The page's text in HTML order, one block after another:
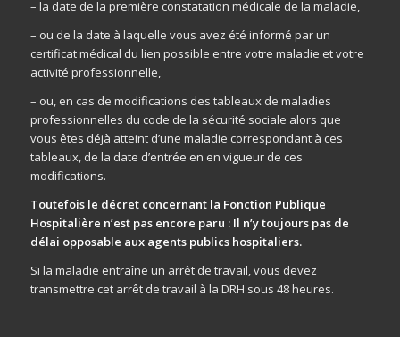
– la date de la première constatation médicale de la maladie,
– ou de la date à laquelle vous avez été informé par un
certificat médical du lien possible entre votre maladie et votre
activité professionnelle,
– ou, en cas de modifications des tableaux de maladies
professionnelles du code de la sécurité sociale alors que
vous êtes déjà atteint d’une maladie correspondant à ces
tableaux, de la date d’entrée en en vigueur de ces
modifications.
Toutefois le décret concernant la Fonction Publique
Hospitalière n’est pas encore paru : Il n’y toujours pas de
délai opposable aux agents publics hospitaliers.
Si la maladie entraîne un arrêt de travail, vous devez
transmettre cet arrêt de travail à la DRH sous 48 heures.